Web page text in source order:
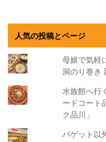
人気の投稿とページ
母娘で気軽
洞のり巻き
水族館へ行
ードコート
ク品川」
バゲット以